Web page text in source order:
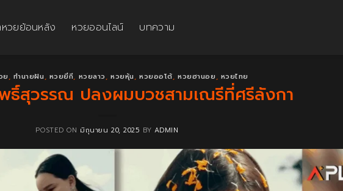
วยย้อนหลัง หวยออนไลน์ บทความ
ย,ทำนายฝัน, หวยยี่กี, หวยลาว,หวยหุ้น, หวยออโต้,หวยฮานอย, หวยไทย
พธิ์สุวรรณ ปลงผมบวชสามเณรีที่ศรีลังกา
POSTED ON มิถุนายน 20, 2025 BY ADMIN